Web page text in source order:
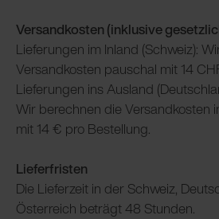
Versandkosten (inklusive
Lieferungen im Inland (Schweiz):
Versandkosten pauschal mit 14
Lieferungen ins Ausland
Wir berechnen die Versandkosten
mit 14 € pro Bestellung.
Lieferfristen
Die Lieferzeit in der Schweiz,
Österreich beträgt 48 Stunden.